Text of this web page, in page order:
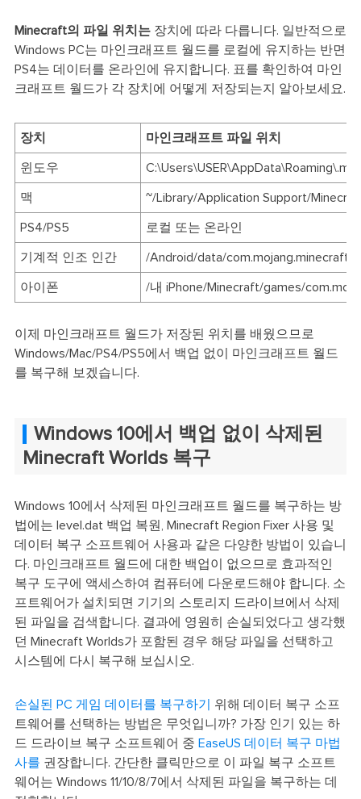
Minecraft의 파일 위치는장치에 따라 다릅니다. 일반적으로
Windows PC는 마인크래프트 월드를 로컬에 유지하는 반면
PS4는 데이터를 온라인에 유지합니다. 표를 확인하여 마인
크래프트 월드가 각 장치에 어떻게 저장되는지 알아보세요.
장치 마인크래프트 파일 위치
윈도우
맥 ~/Library/Application Support/
PS4/PS5 로컬 또는 온라인
기계적 인조 인간 /Android/data/
아이폰 /내 iPhone/Minecraft/games/
이제 마인크래프트 월드가 저장된 위치를 배웠으므로
Windows/Mac/PS4/PS5에서 백업 없이 마인크래프트 월드
를 복구해 보겠습니다.
Windows 10에서 백업 없이 삭제된
Minecraft Worlds 복구
Windows 10에서 삭제된 마인크래프트 월드를 복구하는 방
법에는 level.dat 백업 복원, Minecraft Region Fixer 사용 및
데이터 복구 소프트웨어 사용과 같은 다양한 방법이 있습니
다. 마인크래프트 월드에 대한 백업이 없으므로 효과적인
복구 도구에 액세스하여 컴퓨터에 다운로드해야 합니다. 소
프트웨어가 설치되면 기기의 스토리지 드라이브에서 삭제
된 파일을 검색합니다. 결과에 영원히 손실되었다고 생각했
던 Minecraft Worlds가 포함된 경우 해당 파일을 선택하고
시스템에 다시 복구해 보십시오.
손실된 PC 게임 데이터를 복구하기
위해 데이터 복구 소프
트웨어를 선택하는 방법은 무엇입니까? 가장 인기 있는 하
드 드라이브 복구 소프트웨어 중 EaseUS 데이터 복구 마법
사를 권장합니다. 간단한 클릭만으로 이 파일 복구 소프트
웨어는 Windows 11/10/8/7에서 삭제된 파일을 복구하는 데